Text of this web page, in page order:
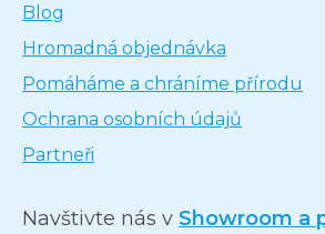
Blog
Hromadná objednávka
Pomáháme a chráníme přírodu
Ochrana osobních údajů
Partneři
Navštivte nás v Showroom a